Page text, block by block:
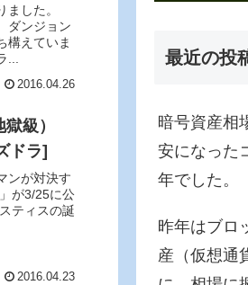
した。
ダンジョン
構えていま
...
2016.04.26
級）
ドラ]
ンが対決す
が3/25に公
ティスの誕
2016.04.23
最近の投
暗号資産相
安になった
年でした。
昨年はブロ
産（仮想通